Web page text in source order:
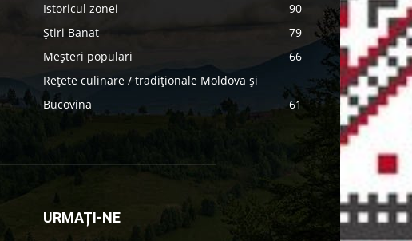
Istoricul zonei
90
Știri Banat
79
Meșteri populari
66
Rețete culinare / tradiționale Moldova și
Bucovina
61
URMAȚI-NE